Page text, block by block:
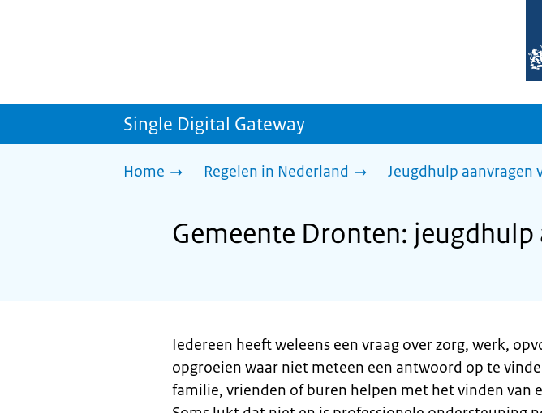
Single Digital Gateway
Home Regelen in Nederland Jeugdhulp aanvragen
Gemeente Dronten:
Iedereen heeft weleens een vraag over zorg, werk,
opgroeien waar niet meteen een antwoord op te
familie, vrienden of buren helpen met het vinden van